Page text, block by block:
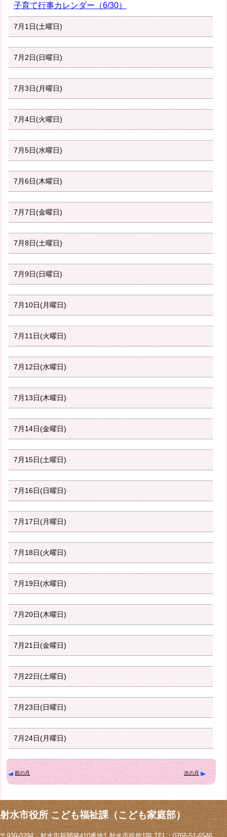
子育て行事カレンダー（6/30）
7月1日(土曜日)
7月2日(日曜日)
7月3日(月曜日)
7月4日(火曜日)
7月5日(水曜日)
7月6日(木曜日)
7月7日(金曜日)
7月8日(土曜日)
7月9日(日曜日)
7月10日(月曜日)
7月11日(火曜日)
7月12日(水曜日)
7月13日(木曜日)
7月14日(金曜日)
7月15日(土曜日)
7月16日(日曜日)
7月17日(月曜日)
7月18日(火曜日)
7月19日(水曜日)
7月20日(木曜日)
7月21日(金曜日)
7月22日(土曜日)
7月23日(日曜日)
7月24日(月曜日)
前の月 次の月
射水市役所 こども福祉課（こども家庭部）